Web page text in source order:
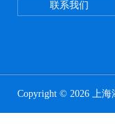
联系我们
Copyright © 2026 上